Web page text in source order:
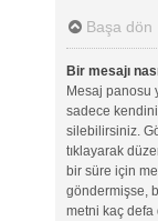
Başa dön
Bir mesajı
Mesaj panosu
sadece
silebilirsiniz.
tıklayarak
bir süre için
göndermişse,
metni kaç defa